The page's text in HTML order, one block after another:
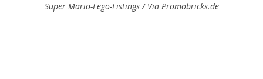
Super Mario-Lego-Listings / Via Promobricks.de